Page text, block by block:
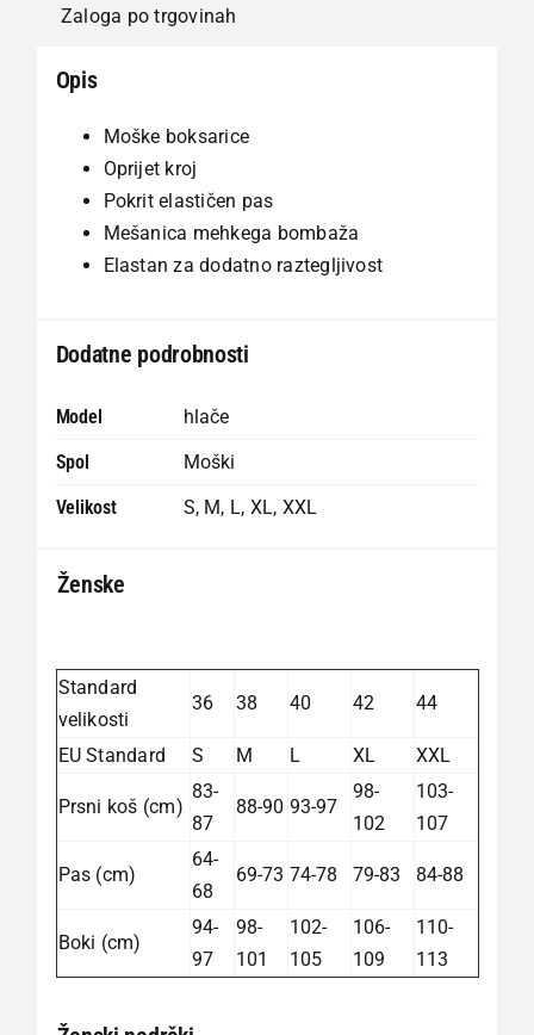
Zaloga po trgovinah
Opis
Moške boksarice
Oprijet kroj
Pokrit elastičen pas
Mešanica mehkega bombaža
Elastan za dodatno raztegljivost
Dodatne podrobnosti
Model
hlače
Spol
Moški
Velikost
S, M, L, XL, XXL
Ženske
Standard
velikosti
36 38 40 42 44
EU Standard S M L XL XXL
Prsni koš (cm)
83-
87
88-90 93-97
98-
102
103-
107
Pas (cm)
64-
68
69-73 74-78 79-83 84-88
Boki (cm)
94-
97
98-
101
102-
105
106-
109
110-
113